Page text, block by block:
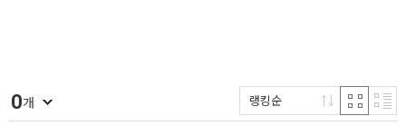
0개 랭킹순